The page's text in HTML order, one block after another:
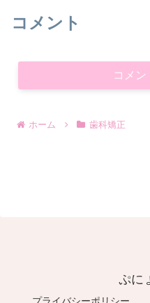
コメント
コメ
ホーム 歯科矯正
ぷに
プライバシーポリシー